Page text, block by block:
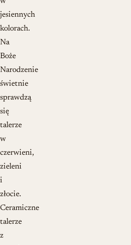
jesiennych
kolorach.
Na
Boże
Narodzenie
świetnie
sprawdzą
się
talerze
w
czerwieni,
zieleni
i
złocie.
Ceramiczne
talerze
z